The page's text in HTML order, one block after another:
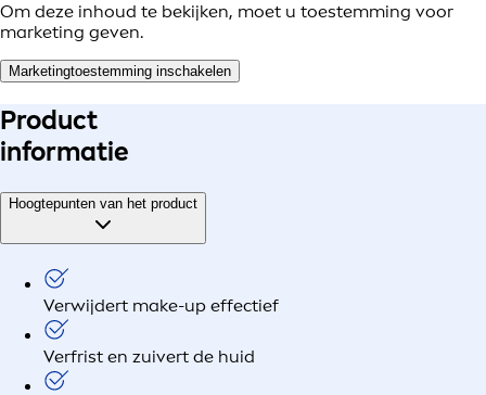
Om deze inhoud te bekijken, moet u toestemming voor
marketing geven.
Marketingtoestemming inschakelen
Product
informatie
Hoogtepunten van het product
Verwijdert make-up effectief
Verfrist en zuivert de huid